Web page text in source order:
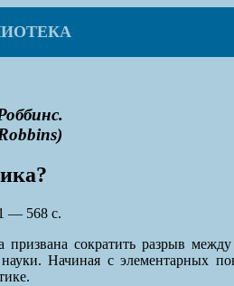
— 568 с.
сократить разрыв
Начиная с элементарных